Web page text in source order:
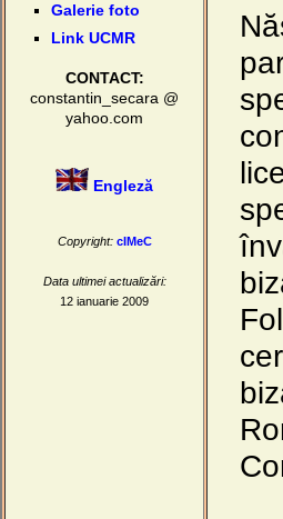
Galerie foto
Link UCMR
CONTACT:
constantin_secara @
yahoo.com
Engleză
Copyright: cIMeC
Data ultimei actualizări:
12 ianuarie 2009